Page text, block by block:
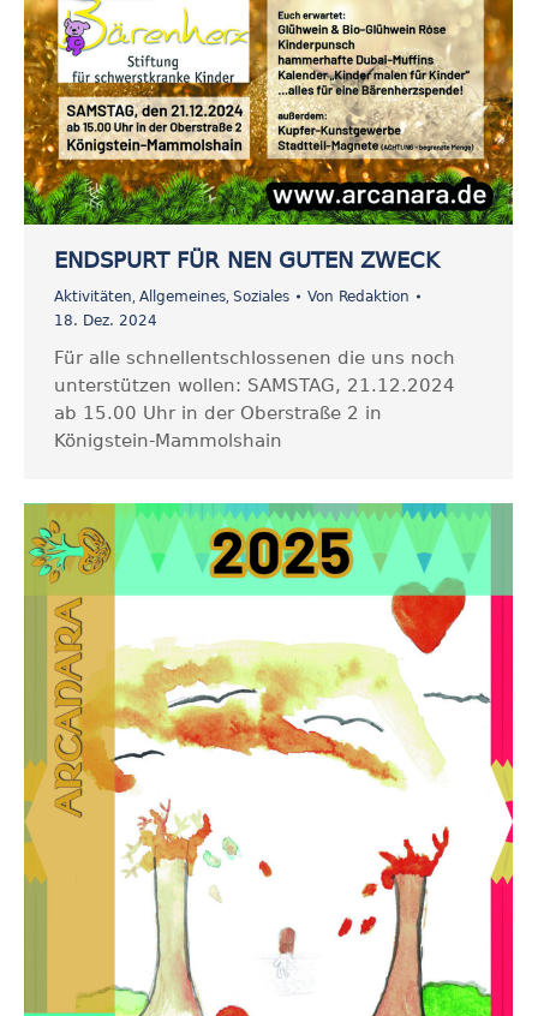
ENDSPURT FÜR NEN GUTEN ZWECK
Aktivitäten, Allgemeines, Soziales Von Redaktion
18. Dez. 2024
Für alle schnellentschlossenen die uns noch
unterstützen wollen: SAMSTAG, 21.12.2024
ab 15.00 Uhr in der Oberstraße 2 in
Königstein-Mammolshain